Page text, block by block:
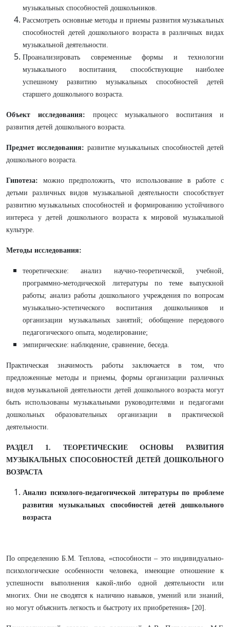
музыкальных способностей дошкольников.
Рассмотреть основные методы и приемы развития музыкальных
способностей детей дошкольного возраста в различных видах
музыкальной деятельности.
Проанализировать современные формы и технологии
музыкального воспитания, способствующие наиболее
успешному развитию музыкальных способностей детей
старшего дошкольного возраста.
Объект исследования: процесс музыкального воспитания и
развития детей дошкольного возраста.
Предмет исследования: развитие музыкальных способностей детей
дошкольного возраста.
Гипотеза: можно предположить, что использование в работе с
детьми различных видов музыкальной деятельности способствует
развитию музыкальных способностей и формированию устойчивого
интереса у детей дошкольного возраста к мировой музыкальной
культуре.
Методы исследования:
теоретические: анализ научно-теоретической, учебной,
программно-методической литературы по теме выпускной
работы; анализ работы дошкольного учреждения по вопросам
музыкально-эстетического воспитания дошкольников и
организации музыкальных занятий; обобщение передового
педагогического опыта, моделирование;
эмпирические: наблюдение, сравнение, беседа.
Практическая значимость работы заключается в том, что
предложенные методы и приемы, формы организации различных
видов музыкальной деятельности детей дошкольного возраста могут
быть использованы музыкальными руководителями и педагогами
дошкольных образовательных организации в практической
деятельности.
РАЗДЕЛ 1. ТЕОРЕТИЧЕСКИЕ ОСНОВЫ РАЗВИТИЯ
МУЗЫКАЛЬНЫХ СПОСОБНОСТЕЙ ДЕТЕЙ ДОШКОЛЬНОГО
ВОЗРАСТА
Анализ психолого-педагогической литературы по проблеме
развития музыкальных способностей детей дошкольного
возраста
По определению Б.М. Теплова, «способности – это индивидуально-
психологические особенности человека, имеющие отношение к
успешности выполнения какой-либо одной деятельности или
многих. Они не сводятся к наличию навыков, умений или знаний,
но могут объяснить легкость и быстроту их приобретения» [20].